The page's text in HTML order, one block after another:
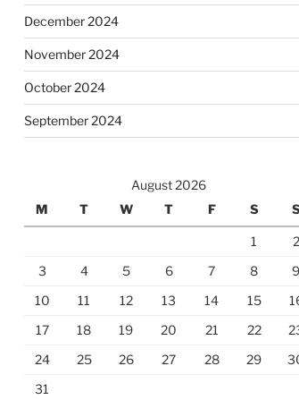
December 2024
November 2024
October 2024
September 2024
August 2026
M
T W T F S
1
2
3
4 5 6 7 8
9
10
11 12 13 14 15
17
18 19 20 21 22
24
25 26 27 28 29
31